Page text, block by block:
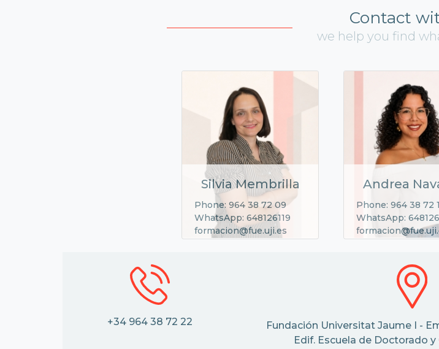
Contact
we help you find
Silvia Membrilla
Phone: 964 38 72 09
WhatsApp: 648126119
formacion@fue.uji.es
Andrea
Phone: 964 38 72
WhatsApp:
+34 964 38 72 22
Fundación Universitat Jaume I -
Edif. Escuela de Doctorado y